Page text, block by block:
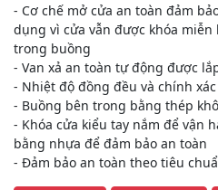
- Cơ chế mở cửa an toàn đảm
dụng vì cửa vẫn được khóa miễn
trong buồng
- Van xả an toàn tự động được
- Nhiệt độ đồng đều và chính
- Buồng bên trong bằng thép
- Khóa cửa kiểu tay nắm để vận
bằng nhựa để đảm bảo an toàn
- Đảm bảo an toàn theo tiêu